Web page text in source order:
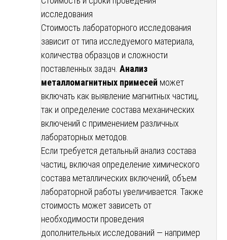
исследования
Стоимость лабораторного исследования
зависит от типа исследуемого материала,
количества образцов и сложности
поставленных задач. Анализ
металломагнитных примесей может
включать как выявление магнитных частиц,
так и определение состава механических
включений с применением различных
лабораторных методов.
Если требуется детальный анализ состава
частиц, включая определение химического
состава металлических включений, объем
лабораторной работы увеличивается. Также
стоимость может зависеть от
необходимости проведения
дополнительных исследований — например